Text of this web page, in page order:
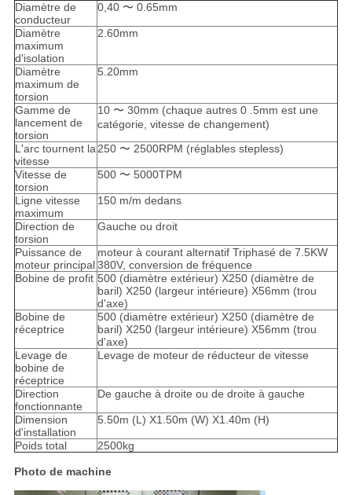
Diamètre de
conducteur
0,40 〜 0.65mm
Diamètre
maximum
d'isolation
2.60mm
Diamètre
maximum de
torsion
5.20mm
Gamme de
lancement de
torsion
10 〜 30mm (chaque autres 0 .5mm est une
catégorie, vitesse de changement)
L'arc tournent la
vitesse
250 〜 2500RPM (réglables stepless)
Vitesse de
torsion
500 〜 5000TPM
Ligne vitesse
maximum
150 m/m dedans
Direction de
torsion
Gauche ou droit
Puissance de
moteur principal
moteur à courant alternatif Triphasé de 7.5KW
380V, conversion de fréquence
Bobine de profit 500 (diamètre extérieur) X250 (diamètre de
baril) X250 (largeur intérieure) X56mm (trou
d'axe)
Bobine de
réceptrice
500 (diamètre extérieur) X250 (diamètre de
baril) X250 (largeur intérieure) X56mm (trou
d'axe)
Levage de
bobine de
réceptrice
Levage de moteur de réducteur de vitesse
Direction
fonctionnante
De gauche à droite ou de droite à gauche
Dimension
d'installation
5.50m (L) X1.50m (W) X1.40m (H)
Poids total 2500kg
Photo de machine